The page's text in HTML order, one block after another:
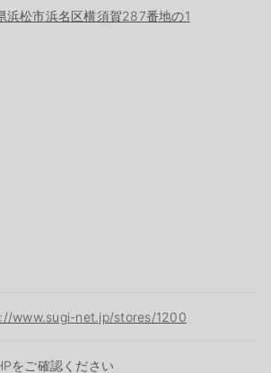
浜松市浜名区横須賀287番地の1
www.sugi-net.jp/stores/1200
をご確認ください